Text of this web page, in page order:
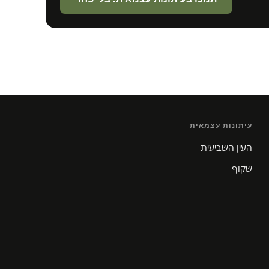
עיתונות עצמאית
העין השביעית
שקוף